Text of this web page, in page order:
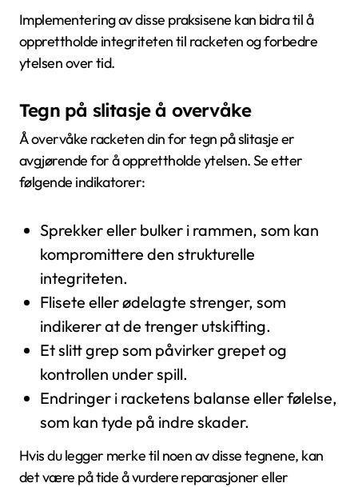
Implementering av disse praksisene kan bidra til å
opprettholde integriteten til racketen og forbedre
ytelsen over tid.
Tegn på slitasje å overvåke
Å overvåke racketen din for tegn på slitasje er
avgjørende for å opprettholde ytelsen. Se etter
følgende indikatorer:
Sprekker eller bulker i rammen, som kan
kompromittere den strukturelle
integriteten.
Flisete eller ødelagte strenger, som
indikerer at de trenger utskifting.
Et slitt grep som påvirker grepet og
kontrollen under spill.
Endringer i racketens balanse eller følelse,
som kan tyde på indre skader.
Hvis du legger merke til noen av disse tegnene, kan
det være på tide å vurdere reparasjoner eller